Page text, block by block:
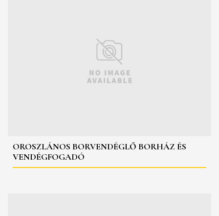
OROSZLÁNOS BORVENDÉGLŐ BORHÁZ ÉS
VENDÉGFOGADÓ